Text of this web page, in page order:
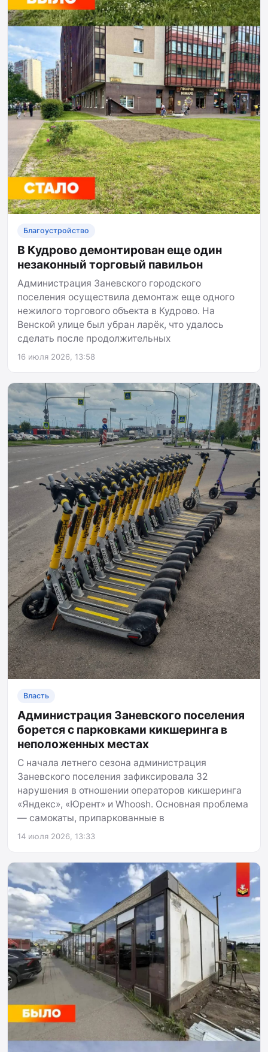
Благоустройство
В Кудрово демонтирован еще один
незаконный торговый павильон
Администрация Заневского городского
поселения осуществила демонтаж еще одного
нежилого торгового объекта в Кудрово. На
Венской улице был убран ларёк, что удалось
сделать после продолжительных
16 июля 2026, 13:58
Власть
Администрация Заневского поселения
борется с парковками кикшеринга в
неположенных местах
С начала летнего сезона администрация
Заневского поселения зафиксировала 32
нарушения в отношении операторов кикшеринга
«Яндекс», «Юрент» и Whoosh. Основная проблема
— самокаты, припаркованные в
14 июля 2026, 13:33